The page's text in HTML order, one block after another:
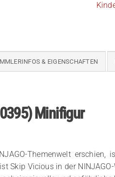
& EIGENSCHAFTEN
Minifigur
Themenwelt
Skip Vicious in der